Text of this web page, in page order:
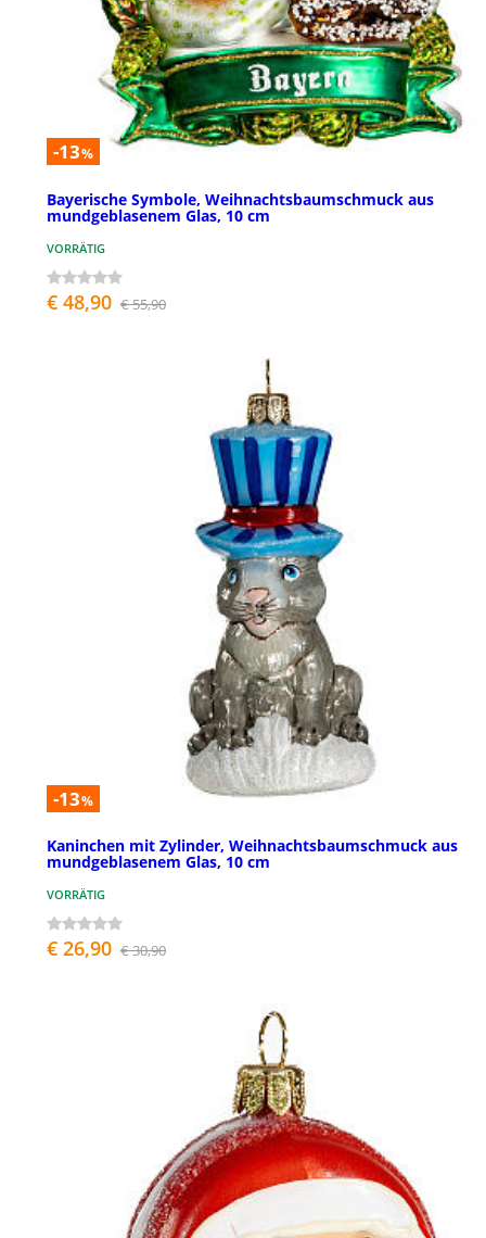
-13%
Bayerische Symbole, Weihnachtsbaumschmuck aus
mundgeblasenem Glas, 10 cm
VORRÄTIG
€ 48,90 € 55,90
-13%
Kaninchen mit Zylinder, Weihnachtsbaumschmuck aus
mundgeblasenem Glas, 10 cm
VORRÄTIG
€ 26,90 € 30,90